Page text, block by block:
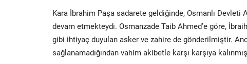
Kara İbrahim Paşa sadarete geldiğinde, Osmanlı
devam etmekteydi. Osmanzade Taib Ahmed’e göre,
gibi ihtiyaç duyulan asker ve zahire de gönderilmiştir.
sağlanamadığından vahim akibetle karşı karşıya